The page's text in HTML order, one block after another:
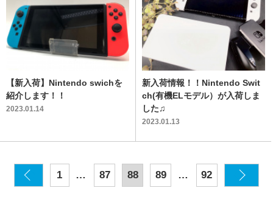
【新入荷】Nintendo swichを
紹介します！！
2023.01.14
新入荷情報！！Nintendo Swit
ch(有機ELモデル）が入荷しま
した♫
2023.01.13
1 … 87 88 89 … 92